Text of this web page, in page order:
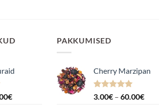
€Hinnavahemik:
PAKKUMISED
Cherry Marzipan
Hinnanguga
3.00€ – 60.00€